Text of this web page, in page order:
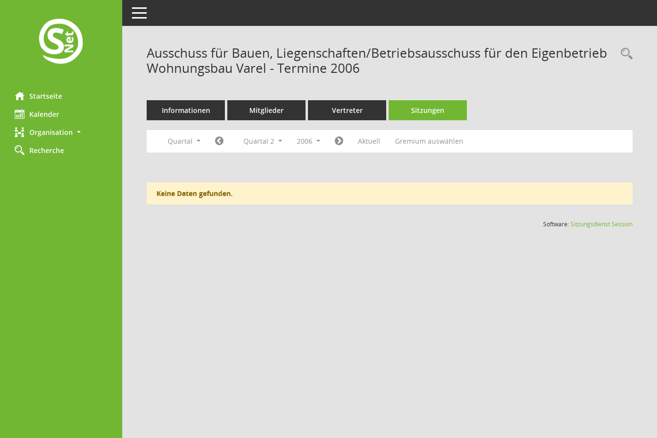
Startseite
Kalender
Organisation
Recherche
Toggle navigation
Ausschuss für Bauen, Liegenschaften/Betriebsausschuss für den Eigenbetrieb
Wohnungsbau Varel - Termine 2006
Informationen Mitglieder Vertreter Sitzungen
Quartal Quartal 2 2006 Aktuell Gremium auswählen
Keine Daten gefunden.
Software:SitzungsdienstSession(Wird in